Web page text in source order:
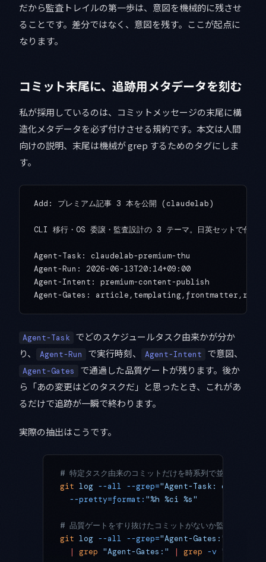
だから監査トレイルの第一歩は、意図を機械的に残させ
ることです。差分ではなく、意図を残す。ここが起点に
なります。
コミット末尾に、追跡用メタデータを刻む
私が採用しているのは、コミットメッセージの末尾に構
造化メタデータを必ず付けさせる規約です。本文は人間
向けの説明、末尾は機械が grep するためのタグにしま
す。
Add: プレミアム記事 3 本を公開 (claudelab)
CLI 移行・OS 委譲・監査設計の 3 テーマ。日英セットで作成。
Agent-Task: claudelab-premium-thu
Agent-Run: 2026-06-13T20:14+09:00
Agent-Intent: premium-content-publish
Agent-Task
でどのスケジュールタスク由来かが分か
り、
Agent-Run で実行時刻、 Agent-Intent で意図、
Agent-Gates
で通過した品質ゲートが残ります。後か
ら「あの変更はどのタスクだ」と思ったとき、これがあ
るだけで追跡が一瞬で終わります。
実際の抽出はこうです。
# 特定タスク由来のコミットだけを時系列で並べる
git log --all --grep="Agent-Task:
  --pretty=format:
"%h %ci %s"
# 品質ゲートをすり抜けたコミットがないか監査する
git log --all --grep="Agent-Gates:"
  |
grep "Agent-Gates:" | grep -v "=pass"